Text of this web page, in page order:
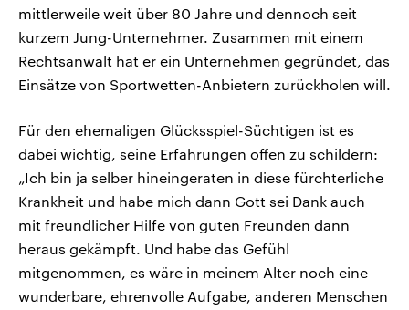
mittlerweile weit über 80 Jahre und dennoch seit
kurzem Jung-Unternehmer. Zusammen mit einem
Rechtsanwalt hat er ein Unternehmen gegründet, das
Einsätze von Sportwetten-Anbietern zurückholen will.
Für den ehemaligen Glücksspiel-Süchtigen ist es
dabei wichtig, seine Erfahrungen offen zu schildern:
„Ich bin ja selber hineingeraten in diese fürchterliche
Krankheit und habe mich dann Gott sei Dank auch
mit freundlicher Hilfe von guten Freunden dann
heraus gekämpft. Und habe das Gefühl
mitgenommen, es wäre in meinem Alter noch eine
wunderbare, ehrenvolle Aufgabe, anderen Menschen